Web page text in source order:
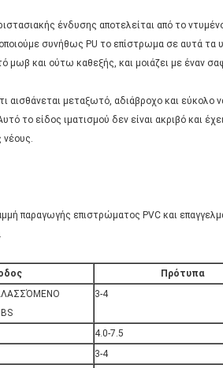
ένδυσης αποτελείται από το
συνήθως PU το επίστρωμα σε αυτά τα
μωβ και ούτω καθεξής, και μοιάζει με έναν
αισθάνεται μεταξωτό, αδιάβροχο και
το είδος ιματισμού δεν είναι ακριβό και
νέους.
παραγωγής επιστρώματος PVC και
Πρότυπα
3-4
4.0-7.5
3-4